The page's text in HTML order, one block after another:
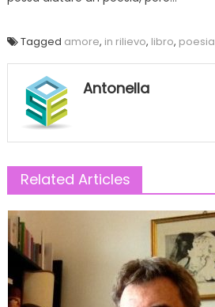
Tagged amore, in rilievo, libro, poesia
Antonella
Related Articles